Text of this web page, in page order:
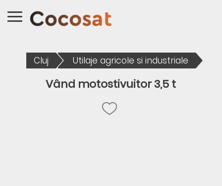
Cluj Utilaje agricole si industriale
Vând motostivuitor 3,5 t